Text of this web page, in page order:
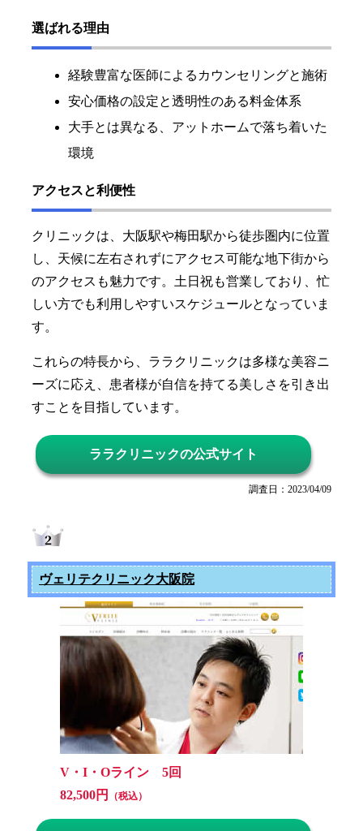
選ばれる理由
経験豊富な医師によるカウンセリングと施術
安心価格の設定と透明性のある料金体系
大手とは異なる、アットホームで落ち着いた
環境
アクセスと利便性
クリニックは、大阪駅や梅田駅から徒歩圏内に位置
し、天候に左右されずにアクセス可能な地下街から
のアクセスも魅力です。土日祝も営業しており、忙
しい方でも利用しやすいスケジュールとなっていま
す。
これらの特長から、ララクリニックは多様な美容ニ
ーズに応え、患者様が自信を持てる美しさを引き出
すことを目指しています。
ララクリニックの公式サイト
調査日：2023/04/09
ヴェリテクリニック大阪院
V・I・Oライン 5回
82,500円
（税込）